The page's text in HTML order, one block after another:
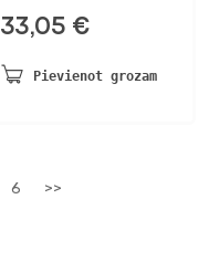
33,05 €
Pievienot grozam
6 >>